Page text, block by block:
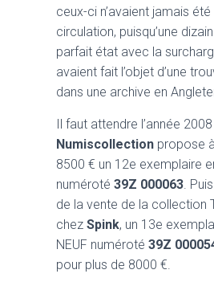
ceux-ci n’avaient jamais été
circulation, puisqu’une
parfait état avec la
avaient fait l’objet d’une
dans une archive en
Il faut attendre l’année
Numiscollection propose
8500 € un 12e exemplaire
numéroté 39Z 000063.
de la vente de la collection
chez Spink, un 13e
NEUF numéroté 39Z
pour plus de 8000 €.